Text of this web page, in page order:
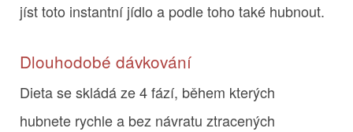
jíst toto instantní jídlo a podle toho také hubnout.
Dlouhodobé dávkování
Dieta se skládá ze 4 fází, během kterých
hubnete rychle a bez návratu ztracených